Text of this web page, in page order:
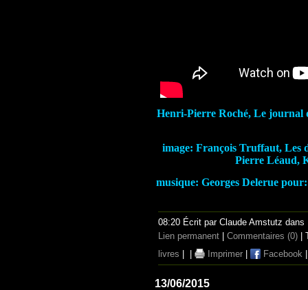
Henri-Pierre Roché, Le journal
image: François Truffaut, Les
Pierre Léaud,
musique: Georges Delerue
08:20 Écrit par Claude Amstutz dans
Lien permanent | Commentaires (0) |
livres | | Imprimer | Facebook
13/06/2015